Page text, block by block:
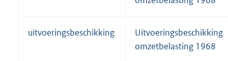
uitvoeringsbeschikking
Uitvoeringsbeschikking
omzetbelasting 1968